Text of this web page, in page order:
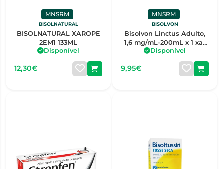
MNSRM
BISOLNATURAL
BISOLNATURAL XAROPE
2EM1 133ML
Disponível
12,30€
MNSRM
BISOLVON
Bisolvon Linctus Adulto,
1,6 mg/mL-200mL x 1 xar
mL
Disponível
9,95€